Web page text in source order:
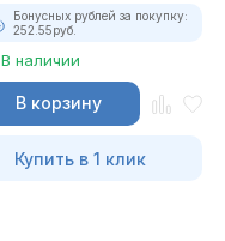
Бонусных рублей за покупку:
252.55руб.
В наличии
В корзину
Купить в 1 клик